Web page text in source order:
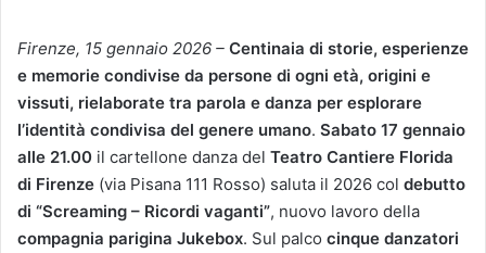
Firenze, 15 gennaio 2026 – Centinaia di storie, esperienze
e memorie condivise da persone di ogni età, origini e
vissuti, rielaborate tra parola e danza per esplorare
l’identità condivisa del genere umano. Sabato 17 gennaio
alle 21.00 il cartellone danza del Teatro Cantiere Florida
di Firenze (via Pisana 111 Rosso) saluta il 2026 col debutto
di “Screaming – Ricordi vaganti”, nuovo lavoro della
compagnia parigina Jukebox. Sul palco cinque danzatori